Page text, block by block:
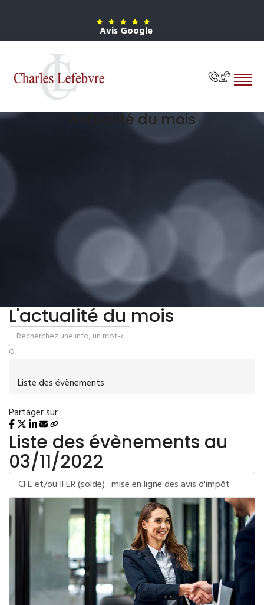
Avis Google
Actualité du mois
L'actualité du mois
Liste des évènements
Partager sur :
Liste des évènements au
03/11/2022
CFE et/ou IFER (solde) : mise en ligne des avis d'impôt